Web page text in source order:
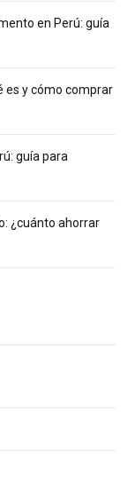
en Perú: guía
es y cómo comprar
guía para
¿cuánto ahorrar